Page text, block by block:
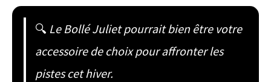
🔍 Le Bollé Juliet pourrait bien être votre
accessoire de choix pour affronter les
pistes cet hiver.